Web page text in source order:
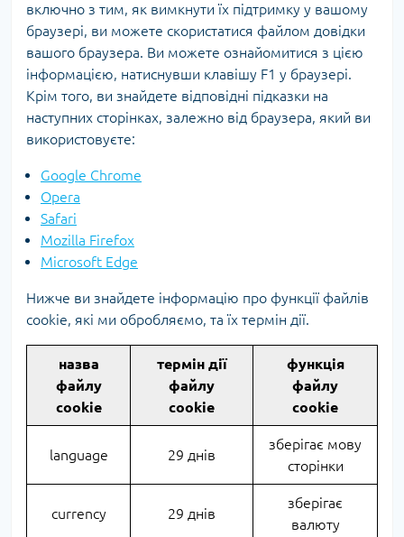
включно з тим, як вимкнути їх підтримку у вашому
браузері, ви можете скористатися файлом довідки
вашого браузера. Ви можете ознайомитися з цією
інформацією, натиснувши клавішу F1 у браузері.
Крім того, ви знайдете відповідні підказки на
наступних сторінках, залежно від браузера, який ви
використовуєте:
Google Chrome
Opera
Safari
Mozilla Firefox
Microsoft Edge
Нижче ви знайдете інформацію про функції файлів
cookie, які ми обробляємо, та їх термін дії.
назва
файлу
cookie
термін дії
файлу
cookie
функція
файлу
cookie
language 29 днів
зберігає мову
сторінки
currency 29 днів
зберігає
валюту